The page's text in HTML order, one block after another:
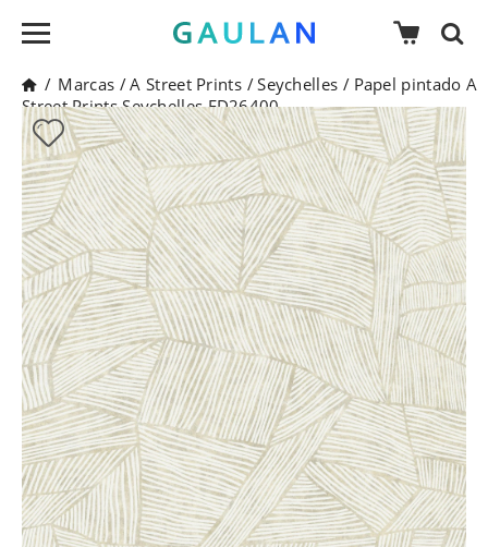
/ Marcas /A Street Prints /Seychelles / Papel pintado A
Street Prints Seychelles FD26400